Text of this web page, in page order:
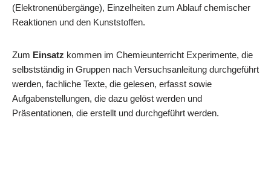
(Elektronenübergänge), Einzelheiten zum Ablauf chemischer
Reaktionen und den Kunststoffen.
Zum Einsatz kommen im Chemieunterricht Experimente, die
selbstständig in Gruppen nach Versuchsanleitung durchgeführt
werden, fachliche Texte, die gelesen, erfasst sowie
Aufgabenstellungen, die dazu gelöst werden und
Präsentationen, die erstellt und durchgeführt werden.